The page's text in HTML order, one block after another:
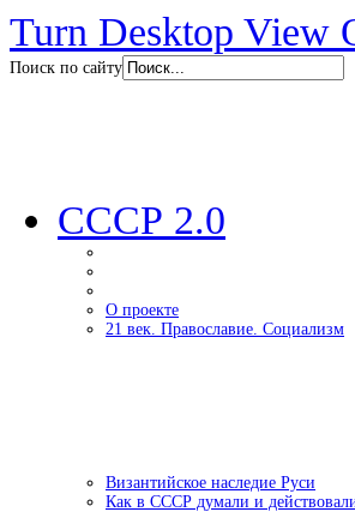
Turn Desktop View
Поиск по сайту
СССР 2.0
О проекте
21 век. Православие. Социализм
Византийское наследие Руси
Как в СССР думали и